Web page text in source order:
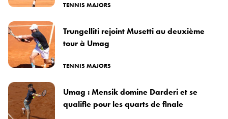
TENNIS MAJORS
Trungelliti rejoint Musetti au deuxième
tour à Umag
TENNIS MAJORS
Umag : Mensik domine Darderi et se
qualifie pour les quarts de finale